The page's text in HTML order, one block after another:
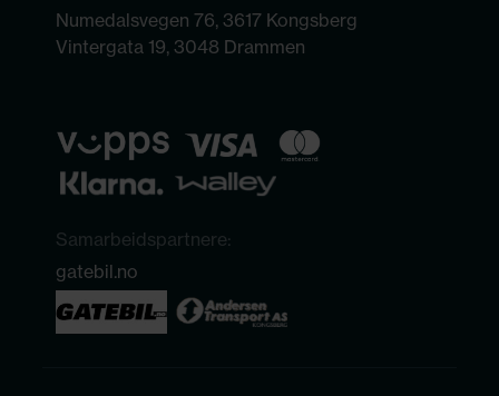
Numedalsvegen 76, 3617 Kongsberg
Vintergata 19, 3048 Drammen
Samarbeidspartnere:
gatebil.no